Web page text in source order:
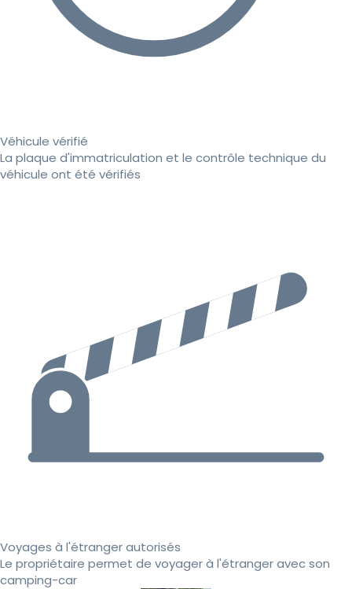
Véhicule vérifié
La plaque d'immatriculation et le contrôle technique du
véhicule ont été vérifiés
Voyages à l'étranger autorisés
Le propriétaire permet de voyager à l'étranger avec son
camping-car